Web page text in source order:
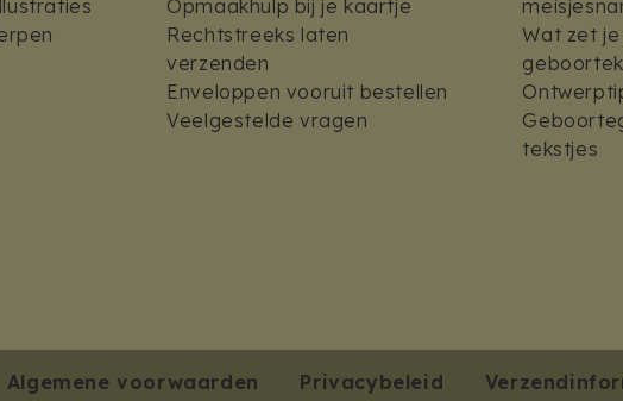
Opmaakhulp bij je kaartje
Rechtstreeks laten
verzenden
Enveloppen vooruit bestellen
Veelgestelde vragen
Wat zet
tekstjes
Algemene voorwaarden Privacybeleid